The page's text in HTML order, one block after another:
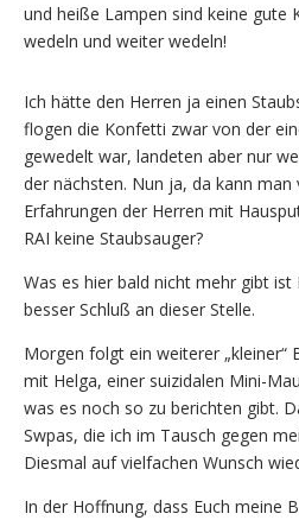
und heiße Lampen sind keine gute
wedeln und weiter wedeln!
Ich hätte den Herren ja einen
flogen die Konfetti zwar von der
gewedelt war, landeten aber nur
der nächsten. Nun ja, da kann man
Erfahrungen der Herren mit
RAI keine Staubsauger?
Was es hier bald nicht mehr gibt ist
besser Schluß an dieser Stelle.
Morgen folgt ein weiterer „kleiner“
mit Helga, einer suizidalen Mini-
was es noch so zu berichten gibt.
Swpas, die ich im Tausch gegen
Diesmal auf vielfachen Wunsch
In der Hoffnung, dass Euch meine